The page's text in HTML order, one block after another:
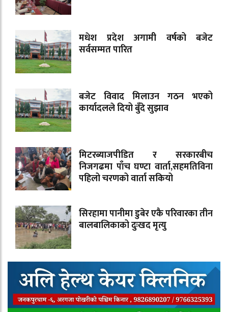
मधेश प्रदेश अगामी वर्षको बजेट
सर्वसम्मत पारित
बजेट विवाद मिलाउन गठन भएको
कार्यादलले दियो बुँदे सुझाव
मिटरब्याजपीडित र सरकारबीच
निजगढमा पाँच घण्टा वार्ता,सहमतिविना
पहिलो चरणको वार्ता सकियो
सिरहामा पानीमा डुबेर एकै परिवारका तीन
बालबालिकाको दुःखद मृत्यु